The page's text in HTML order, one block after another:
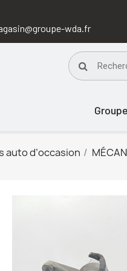
wda.fr
auto d’occasion